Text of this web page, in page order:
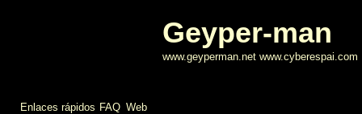
Geyper-man
www.geyperman.net www.cyberespai.com
Enlaces rápidos FAQ Web